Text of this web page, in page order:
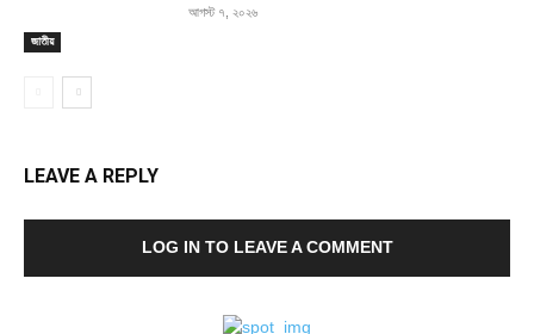
জাতীয়
আগস্ট ৭, ২০২৬
LEAVE A REPLY
LOG IN TO LEAVE A COMMENT